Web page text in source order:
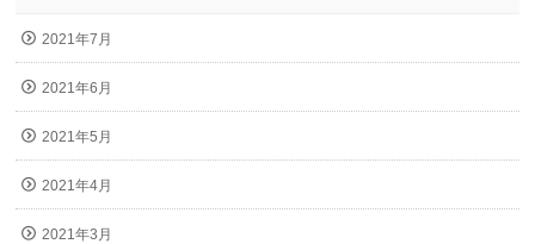
2021年7月
2021年6月
2021年5月
2021年4月
2021年3月